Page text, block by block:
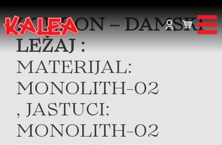
LONDON – DAMSKI
LEŽAJ :
MATERIJAL:
MONOLITH-02
, JASTUCI:
MONOLITH-02